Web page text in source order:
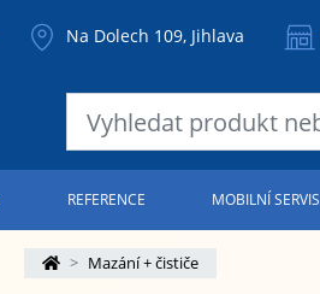
Na Dolech 109, Jihlava
REFERENCE MOBILNÍ SERVIS
Mazání + čističe